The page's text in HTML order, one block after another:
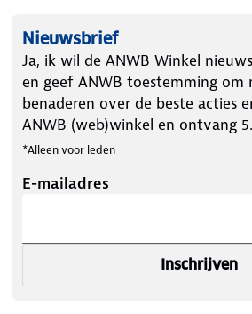
Nieuwsbrief
Ja, ik wil de ANWB Winkel
en geef ANWB toestemming om
benaderen over de beste acties
ANWB (web)winkel en ontvang
*Alleen voor leden
E-mailadres
Inschrijven